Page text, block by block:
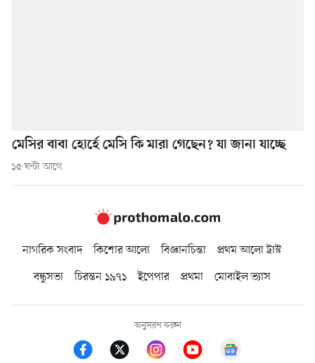
মেসির বাবা হোর্হে মেসি কি মারা গেছেন? যা জানা যাচ্ছে
১৫ ঘণ্টা আগে
নাগরিক সংবাদ কিশোর আলো বিজ্ঞানচিন্তা
প্রথম আলো ট্রাস্ট
বন্ধুসভা
চিরন্তন ১৯৭১ ইপেপার প্রথমা মোবাইল ভ্যাস
অনুসরণ করুন